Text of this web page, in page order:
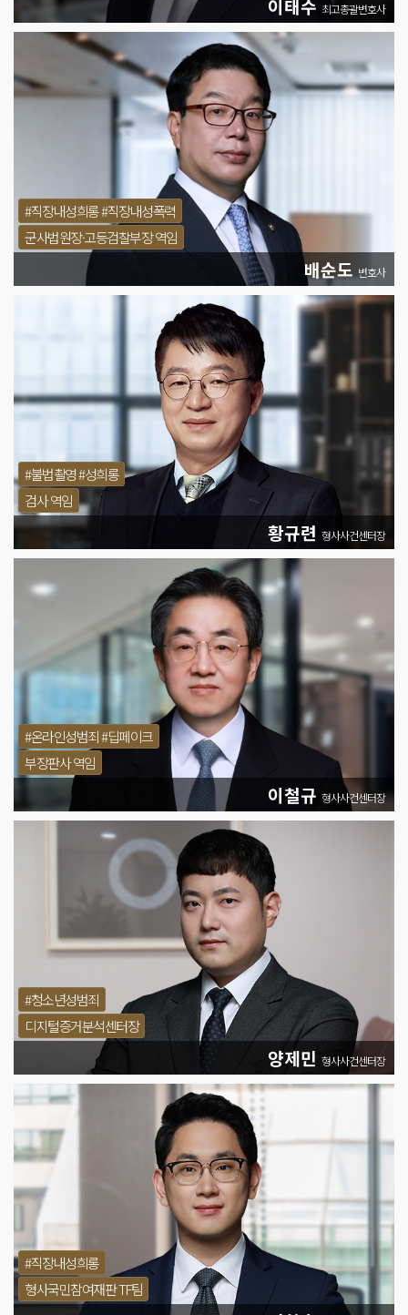
이태수 최고총괄변호사
#직장내성희롱 #직장내성폭력
군사법원장·고등검찰부장 역임
배순도 변호사
#불법촬영 #성희롱
검사 역임
황규련 형사사건센터장
#온라인성범죄 #딥페이크
부장판사 역임
이철규 형사사건센터장
#청소년성범죄
디지털증거분석센터장
양제민 형사사건센터장
#직장내성희롱
형사국민참여재판 TF팀